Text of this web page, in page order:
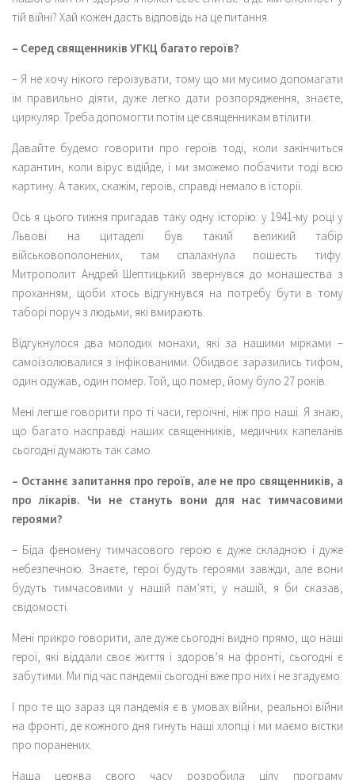
тій війні? Хай кожен дасть відповідь на це питання.
– Серед священників УГКЦ багато героїв?
– Я не хочу нікого героїзувати, тому що ми мусимо допомагати
їм правильно діяти, дуже легко дати розпорядження, знаєте,
циркуляр. Треба допомогти потім це священникам втілити.
Давайте будемо говорити про героїв тоді, коли закінчиться
карантин, коли вірус відійде, і ми зможемо побачити тоді всю
картину. А таких, скажім, героїв, справді немало в історії.
Ось я цього тижня пригадав таку одну історію: у 1941-му році у
Львові на цитаделі був такий великий табір
військовополонених, там спалахнула пошесть тифу.
Митрополит Андрей Шептицький звернувся до монашества з
проханням, щоби хтось відгукнувся на потребу бути в тому
таборі поруч з людьми, які вмирають.
Відгукнулося два молодих монахи, які за нашими мірками –
самоізолювалися з інфікованими. Обидвоє заразились тифом,
один одужав, один помер. Той, що помер, йому було 27 років.
Мені легше говорити про ті часи, героїчні, ніж про наші. Я знаю,
що багато насправді наших священників, медичних капеланів
сьогодні думають так само.
– Останнє запитання про героїв, але не про священників, а
про лікарів. Чи не стануть вони для нас тимчасовими
героями?
– Біда феномену тимчасового герою є дуже складною і дуже
небезпечною. Знаєте, герої будуть героями завжди, але вони
будуть тимчасовими у нашій пам’яті, у нашій, я би сказав,
свідомості.
Мені прикро говорити, але дуже сьогодні видно прямо, що наші
герої, які віддали своє життя і здоров’я на фронті, сьогодні є
забутими. Ми під час пандемії сьогодні вже про них і не згадуємо.
І про те що зараз ця пандемія є в умовах війни, реальної війни
на фронті, де кожного дня гинуть наші хлопці і ми маємо вістки
про поранених.
Наша церква свого часу розробила цілу програму